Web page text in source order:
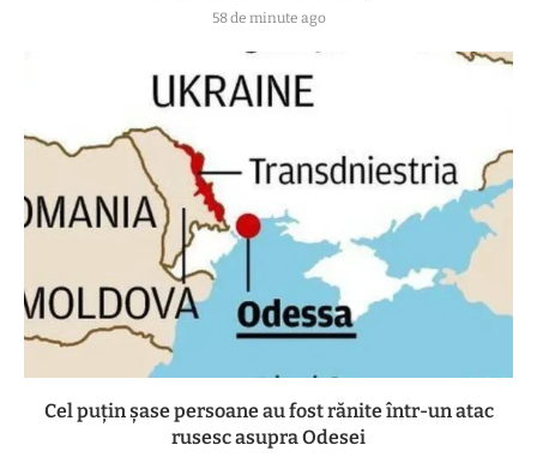
58 de minute ago
Cel puțin șase persoane au fost rănite într-un atac
rusesc asupra Odesei